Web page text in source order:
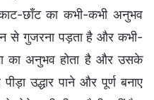
छाँट का कभी-कभी अनुभव
से गुजरना पड़ता है और कभी-
का अनुभव होता है और उसके
उद्धार पाने और पूर्ण बनाए